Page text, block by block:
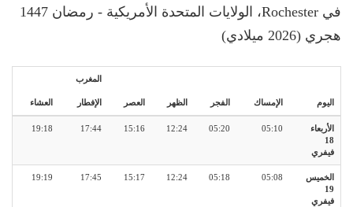
في Rochester، الولايات المتحدة الأمريكية - رمضان 1447
هجري (2026 ميلادي)
اليوم الإمساك الفجر الظهر العصر
المغرب
الإفطار العشاء
الأربعاء
18
فيفري
05:10
05:20
12:24
15:16
17:44
19:18
الخميس
19
فيفري
05:08
05:18
12:24
15:17
17:45
19:19